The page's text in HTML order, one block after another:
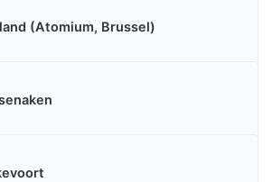
(Atomium, Brussel)